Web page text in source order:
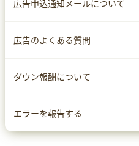
広告申込通知メールについて
広告のよくある質問
ダウン報酬について
エラーを報告する